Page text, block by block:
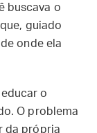
buscava o
guiado
onde ela
o
O problema
da própria